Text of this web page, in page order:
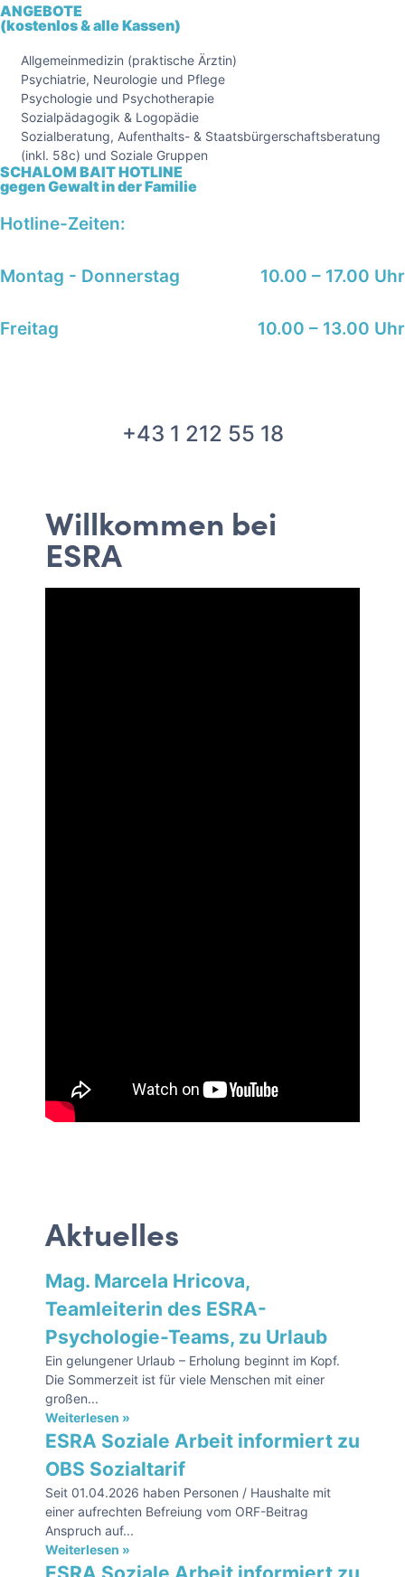
ANGEBOTE
(kostenlos & alle Kassen)
Allgemeinmedizin (praktische Ärztin)
Psychiatrie, Neurologie und Pflege
Psychologie und Psychotherapie
Sozialpädagogik & Logopädie
Sozialberatung, Aufenthalts- & Staatsbürgerschaftsberatung
(inkl. 58c) und Soziale Gruppen
SCHALOM BAIT HOTLINE
gegen Gewalt in der Familie
Hotline-Zeiten:
Montag - Donnerstag 10.00 – 17.00 Uhr
Freitag 10.00 – 13.00 Uhr
+43 1 212 55 18
Willkommen bei
ESRA
Aktuelles
Mag. Marcela Hricova,
Teamleiterin des ESRA-
Psychologie-Teams, zu Urlaub
Ein gelungener Urlaub – Erholung beginnt im Kopf.
Die Sommerzeit ist für viele Menschen mit einer
großen...
Weiterlesen »
ESRA Soziale Arbeit informiert zu
OBS Sozialtarif
Seit 01.04.2026 haben Personen / Haushalte mit
einer aufrechten Befreiung vom ORF-Beitrag
Anspruch auf...
Weiterlesen »